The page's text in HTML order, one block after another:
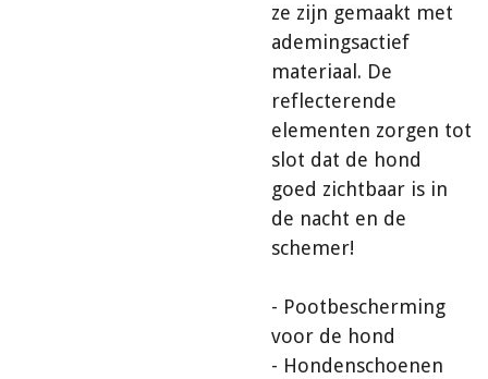
ze zijn gemaakt met
ademingsactief
materiaal. De
reflecterende
elementen zorgen tot
slot dat de hond
goed zichtbaar is in
de nacht en de
schemer!
- Pootbescherming
voor de hond
- Hondenschoenen